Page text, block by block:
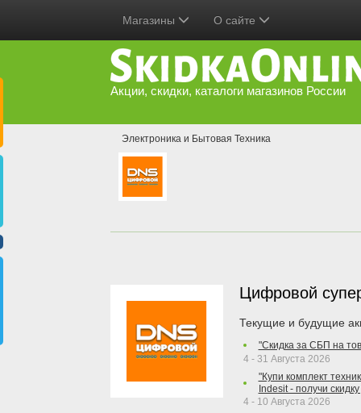
Магазины О сайте
Акции, скидки, каталоги магазинов России
Электроника и Бытовая Техника
Цифровой
Текущие и будущие
"Скидка за СБП на
4 - 31 Августа 2026
"Купи комплект
Indesit - получи
4 - 10 Августа 2026